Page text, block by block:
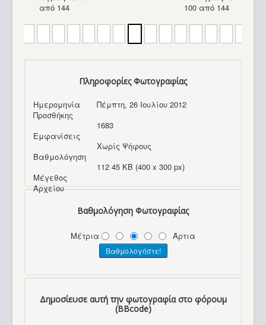
Amstrad CPC 664_16
από 144
100 από 144
Πληροφορίες Φωτογραφίας
Ημερομηνία
Προσθήκης
Πέμπτη, 26 Ιουλίου 2012
Εμφανίσεις
1683
Βαθμολόγηση
Χωρίς Ψήφους
Μέγεθος
Αρχείου
112 45 KB (400 x 300 px)
Βαθμολόγηση Φωτογραφίας
Μέτρια Άρτια
Δημοσίευσε αυτή την φωτογραφία στο φόρουμ
(BBcode)